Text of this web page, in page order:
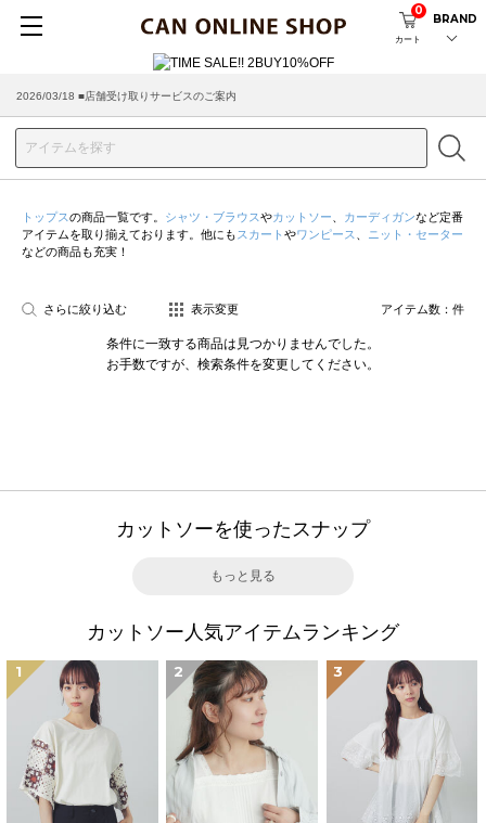
カート
0
BRAND
2026/03/18 ■店舗受け取りサービスのご案内
トップスの商品一覧です。 シャツ・ブラウスやカットソー カーディガンなど定番
アイテムを取り揃えております。他にも スカート やワンピース
ニット・セーター
などの商品も充実！
さらに絞り込む 表示変更 アイテム数： 件
条件に一致する商品は見つかりませんでした。
お手数ですが、検索条件を変更してください。
カットソーを使ったスナップ
もっと見る
カットソー人気アイテムランキング
1 2 3